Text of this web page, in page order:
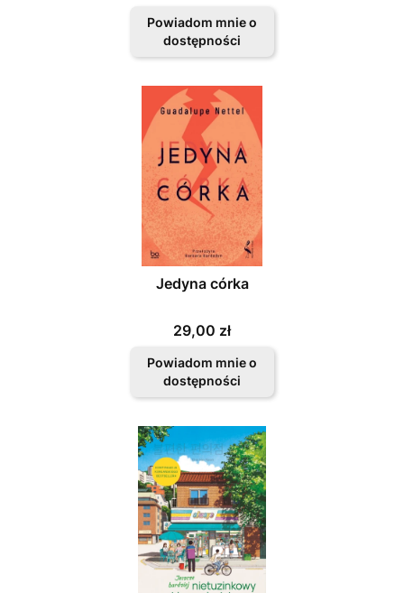
Powiadom mnie o
dostępności
Jedyna córka
Cena
29,00 zł
Powiadom mnie o
dostępności